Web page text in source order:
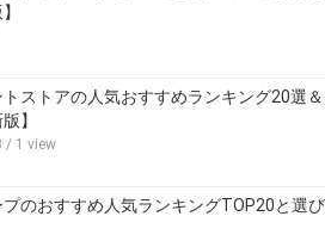
ストアの人気おすすめランキング20選＆
】
/ 1 view
のおすすめ人気ランキングTOP20と選び